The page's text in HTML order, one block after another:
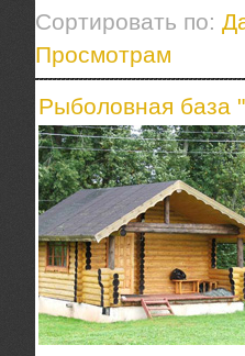
Сортировать по:
Просмотрам
Рыболовная база